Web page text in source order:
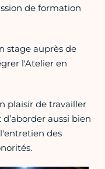
de formation
stage auprès de
l'Atelier en
plaisir de travailler
aussi bien
des